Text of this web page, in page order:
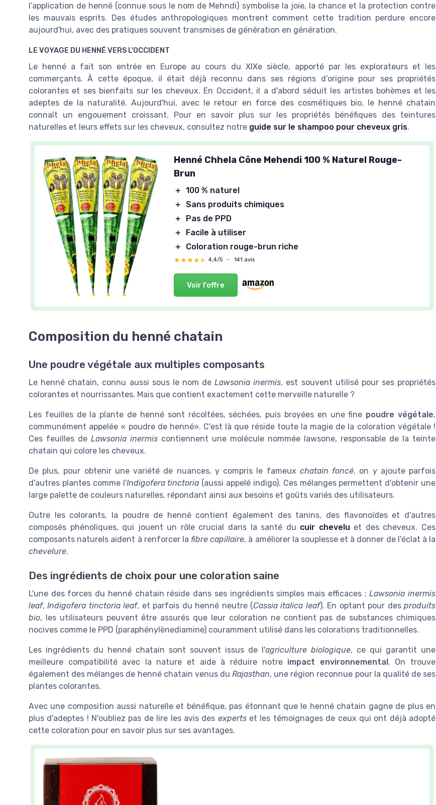
l’application de henné (connue sous le nom de Mehndi) symbolise la joie, la chance et la protection contre
les mauvais esprits. Des études anthropologiques montrent comment cette tradition perdure encore
aujourd'hui, avec des pratiques souvent transmises de génération en génération.
LE VOYAGE DU HENNÉ VERS L'OCCIDENT
Le henné a fait son entrée en Europe au cours du XIXe siècle, apporté par les explorateurs et les
commerçants. À cette époque, il était déjà reconnu dans ses régions d’origine pour ses propriétés
colorantes et ses bienfaits sur les cheveux. En Occident, il a d'abord séduit les artistes bohèmes et les
adeptes de la naturalité. Aujourd'hui, avec le retour en force des cosmétiques bio, le henné chatain
connaît un engouement croissant. Pour en savoir plus sur les propriétés bénéfiques des teintures
naturelles et leurs effets sur les cheveux, consultez notre guide sur le shampoo pour cheveux gris.
Henné Chhela Cône Mehendi 100 % Naturel Rouge-
Brun
＋ 100 % naturel
＋ Sans produits chimiques
＋
Pas de PPD
＋
Facile à utiliser
＋
Coloration rouge-brun riche
★★★★★
★★★★★ 4,4/5 — 141 avis
Voir l'offre
Composition du henné chatain
Une poudre végétale aux multiples composants
Le henné chatain, connu aussi sous le nom deLawsonia inermis, est souvent utilisé pour ses propriétés
colorantes et nourrissantes. Mais que contient exactement cette merveille naturelle ?
Les feuilles de la plante de henné sont récoltées, séchées, puis broyées en une fine poudre végétale,
communément appelée « poudre de henné». C'est là que réside toute la magie de la coloration végétale !
Ces feuilles de Lawsonia inermis contiennent une molécule nommée lawsone, responsable de la teinte
chatain qui colore les cheveux.
De plus, pour obtenir une variété de nuances, y compris le fameux chatain foncé, on y ajoute parfois
d'autres plantes comme l'Indigofera tinctoria (aussi appelé indigo). Ces mélanges permettent d'obtenir une
large palette de couleurs naturelles, répondant ainsi aux besoins et goûts variés des utilisateurs.
Outre les colorants, la poudre de henné contient également des tanins, des flavonoïdes et d'autres
composés phénoliques, qui jouent un rôle crucial dans la santé du cuir chevelu et des cheveux. Ces
composants naturels aident à renforcer la fibre capillaire, à améliorer la souplesse et à donner de l'éclat à la
chevelure.
Des ingrédients de choix pour une coloration saine
L'une des forces du henné chatain réside dans ses ingrédients simples mais efficaces :Lawsonia inermis
leaf,Indigofera tinctoria leaf, et parfois du henné neutre (Cassia italica leaf). En optant pour des produits
bio, les utilisateurs peuvent être assurés que leur coloration ne contient pas de substances chimiques
nocives comme le PPD (paraphénylènediamine) couramment utilisé dans les colorations traditionnelles.
Les ingrédients du henné chatain sont souvent issus de l'agriculture biologique, ce qui garantit une
meilleure compatibilité avec la nature et aide à réduire notre impact environnemental. On trouve
également des mélanges de henné chatain venus du Rajasthan, une région reconnue pour la qualité de ses
plantes colorantes.
Avec une composition aussi naturelle et bénéfique, pas étonnant que le henné chatain gagne de plus en
plus d'adeptes ! N'oubliez pas de lire les avis des expertset les témoignages de ceux qui ont déjà adopté
cette coloration pour en savoir plus sur ses avantages.